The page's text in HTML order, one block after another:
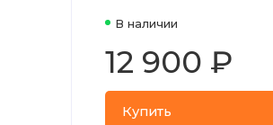
В наличии
12 900 ₽
Купить